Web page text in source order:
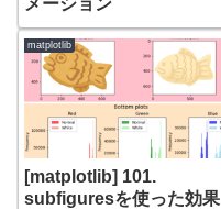
メーション
matplotlib
[matplotlib] 101.
subfiguresを使った効果